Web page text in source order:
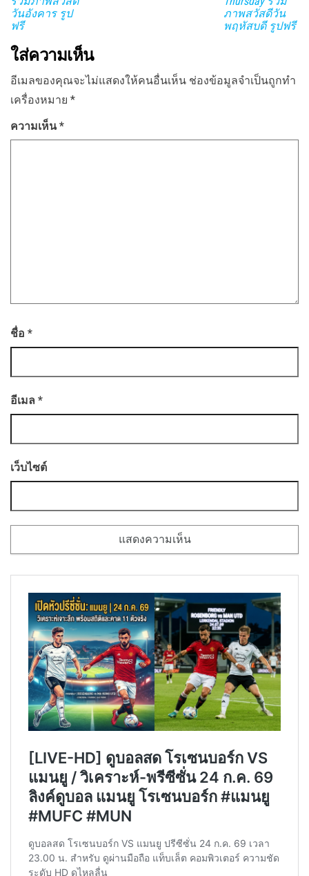
วันอังคาร รูป
ฟรี
ภาพสวัสดีวัน
พฤหัสบดี รูปฟรี
ใส่ความเห็น
อีเมลของคุณจะไม่แสดงให้คนอื่นเห็น ช่องข้อมูลจำเป็นถูกทำ
เครื่องหมาย *
ความเห็น*
ชื่อ *
อีเมล *
เว็บไซต์